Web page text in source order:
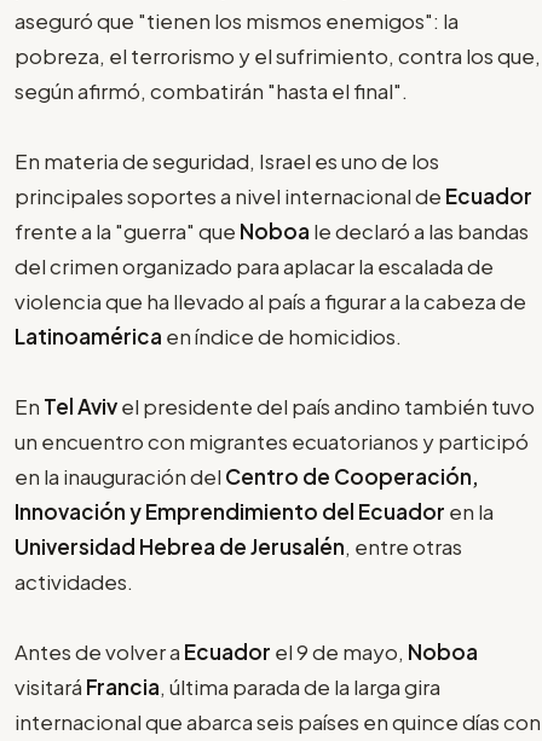
aseguró que "tienen los mismos enemigos": la
pobreza, el terrorismo y el sufrimiento, contra los que,
según afirmó, combatirán "hasta el final".
En materia de seguridad, Israel es uno de los
principales soportes a nivel internacional de Ecuador
frente a la "guerra" que Noboa le declaró a las bandas
del crimen organizado para aplacar la escalada de
violencia que ha llevado al país a figurar a la cabeza de
Latinoamérica en índice de homicidios.
En Tel Avivel presidente del país andino también tuvo
un encuentro con migrantes ecuatorianos y participó
en la inauguración del Centro de Cooperación,
Innovación y Emprendimiento del Ecuador en la
Universidad Hebrea de Jerusalén, entre otras
actividades.
Antes de volver a Ecuador el 9 de mayo, Noboa
visitará Francia, última parada de la larga gira
internacional que abarca seis países en quince días con